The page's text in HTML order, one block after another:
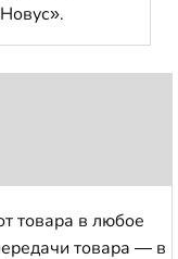
товара в любое
товара — в